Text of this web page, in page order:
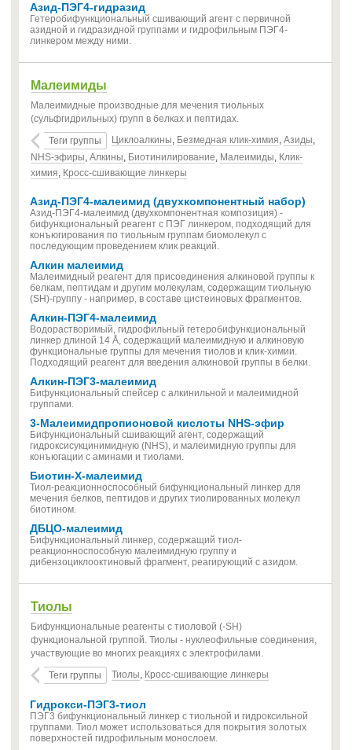
Азид-ПЭГ4-гидразид
Гетеробифункциональный сшивающий агент с первичной
азидной и гидразидной группами и гидрофильным ПЭГ4-
линкером между ними.
Малеимиды
Малеимидные производные для мечения тиольных
(сульфгидрильных) групп в белках и пептидах.
Теги группы
Циклоалкины, Безмедная клик-химия, Азиды,
NHS-эфиры, Алкины, Биотинилирование, Малеимиды, Клик-
химия, Кросс-сшивающие линкеры
Азид-ПЭГ4-малеимид (двухкомпонентный набор)
Азид-ПЭГ4-малеимид (двухкомпонентная композиция) -
бифункциональный реагент с ПЭГ линкером, подходящий для
конъюгирования по тиольным группам биомолекул с
последующим проведением клик реакций.
Алкин малеимид
Малеимидный реагент для присоединения алкиновой группы к
белкам, пептидам и другим молекулам, содержащим тиольную
(SH)-группу - например, в составе цистеиновых фрагментов.
Алкин-ПЭГ4-малеимид
Водорастворимый, гидрофильный гетеробифункциональный
линкер длиной 14 Å, содержащий малеимидную и алкиновую
функциональные группы для мечения тиолов и клик-химии.
Подходящий реагент для введения алкиновой группы в белки.
Алкин-ПЭГ3-малеимид
Бифункциональный спейсер с алкинильной и малеимидной
группами.
3-Малеимидпропионовой кислоты NHS-эфир
Бифункциональный сшивающий агент, содержащий
гидроксисукцинимидную (NHS), и малеимидную группы для
конъюгации с аминами и тиолами.
Биотин-X-малеимид
Тиол-реакционноспособный бифункциональный линкер для
мечения белков, пептидов и других тиолированных молекул
биотином.
ДБЦО-малеимид
Бифункциональный линкер, содержащий тиол-
реакционноспособную малеимидную группу и
дибензоциклооктиновый фрагмент, реагирующий с азидом.
Тиолы
Бифункциональные реагенты с тиоловой (-SH)
функциональной группой. Тиолы - нуклеофильные соединения,
участвующие во многих реакциях с электрофилами.
Теги группы
Тиолы, Кросс-сшивающие линкеры
Гидрокси-ПЭГ3-тиол
ПЭГ3 бифункциональный линкер с тиольной и гидроксильной
группами. Тиол может использоваться для покрытия золотых
поверхностей гидрофильным монослоем.